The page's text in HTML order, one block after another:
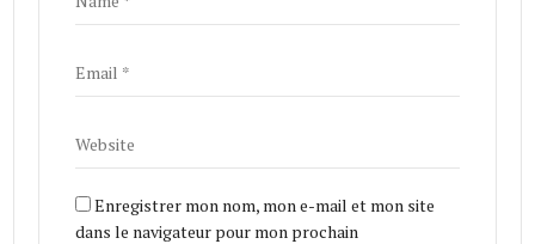
Enregistrer mon nom, mon e-mail et mon site
dans le navigateur pour mon prochain